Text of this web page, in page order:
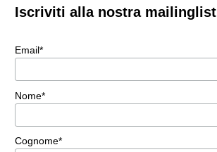
Iscriviti alla nostra mailinglist
Email*
Nome*
Cognome*